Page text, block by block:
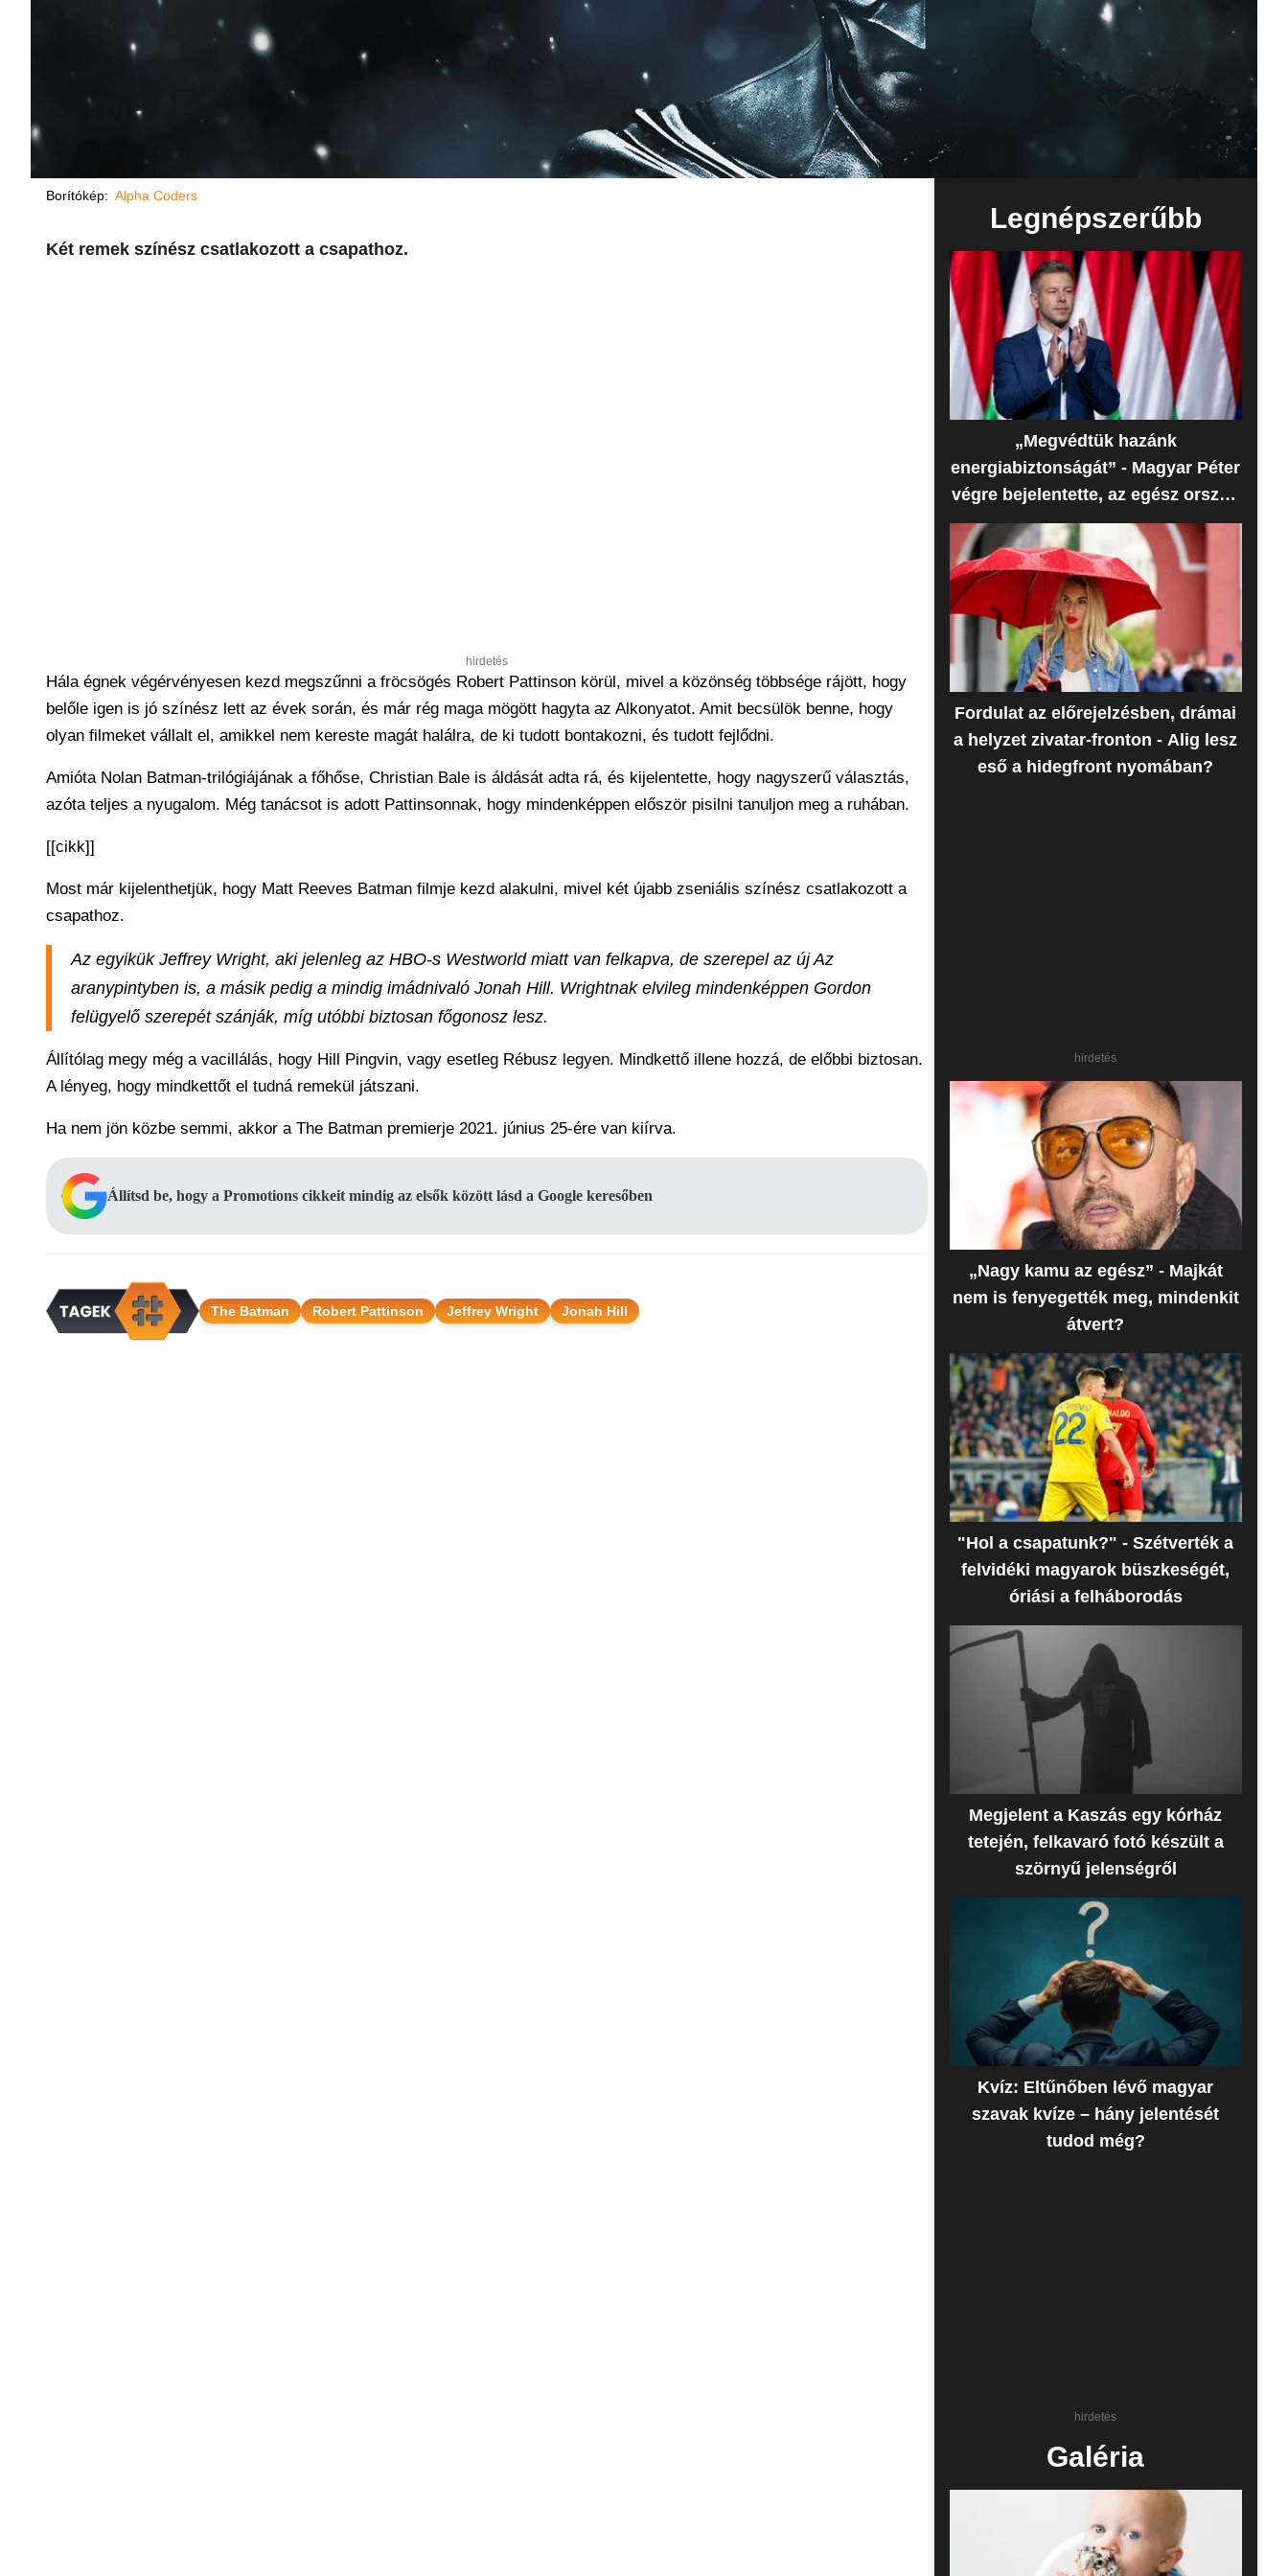
Borítókép: Alpha Coders
Két remek színész csatlakozott a csapathoz.
hirdetés
Hála égnek végérvényesen kezd megszűnni a fröcsögés Robert Pattinson körül, mivel a közönség többsége rájött, hogy
belőle igen is jó színész lett az évek során, és már rég maga mögött hagyta az Alkonyatot. Amit becsülök benne, hogy
olyan filmeket vállalt el, amikkel nem kereste magát halálra, de ki tudott bontakozni, és tudott fejlődni.
Amióta Nolan Batman-trilógiájának a főhőse, Christian Bale is áldását adta rá, és kijelentette, hogy nagyszerű választás,
azóta teljes a nyugalom. Még tanácsot is adott Pattinsonnak, hogy mindenképpen először pisilni tanuljon meg a ruhában.
[[cikk]]
Most már kijelenthetjük, hogy Matt Reeves Batman filmje kezd alakulni, mivel két újabb zseniális színész csatlakozott a
csapathoz.
Az egyikük Jeffrey Wright, aki jelenleg az HBO-s Westworld miatt van felkapva, de szerepel az új Az
aranypintyben is, a másik pedig a mindig imádnivaló Jonah Hill. Wrightnak elvileg mindenképpen Gordon
felügyelő szerepét szánják, míg utóbbi biztosan főgonosz lesz.
Állítólag megy még a vacillálás, hogy Hill Pingvin, vagy esetleg Rébusz legyen. Mindkettő illene hozzá, de előbbi biztosan.
A lényeg, hogy mindkettőt el tudná remekül játszani.
Ha nem jön közbe semmi, akkor a The Batman premierje 2021. június 25-ére van kiírva.
Állítsd be, hogy a Promotions cikkeit mindig az elsők között lásd a Google keresőben
The Batman Robert Pattinson Jeffrey Wright Jonah Hill
Legnépszerűbb
„Megvédtük hazánk
energiabiztonságát” - Magyar Péter
végre bejelentette, az egész ország
erre várt
Fordulat az előrejelzésben, drámai
a helyzet zivatar-fronton - Alig lesz
eső a hidegfront nyomában?
hirdetés
„Nagy kamu az egész” - Majkát
nem is fenyegették meg, mindenkit
átvert?
"Hol a csapatunk?" - Szétverték a
felvidéki magyarok büszkeségét,
óriási a felháborodás
Megjelent a Kaszás egy kórház
tetején, felkavaró fotó készült a
szörnyű jelenségről
Kvíz: Eltűnőben lévő magyar
szavak kvíze – hány jelentését
tudod még?
hirdetés
Galéria